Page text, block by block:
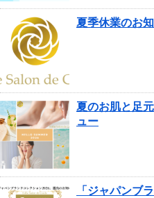
夏季休業のお
夏のお肌と足
ュー
「ジャパンブ